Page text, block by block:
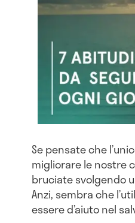
Se pensate che
migliorare le nostre
bruciate svolgendo
Anzi, sembra che
essere d’aiuto nel